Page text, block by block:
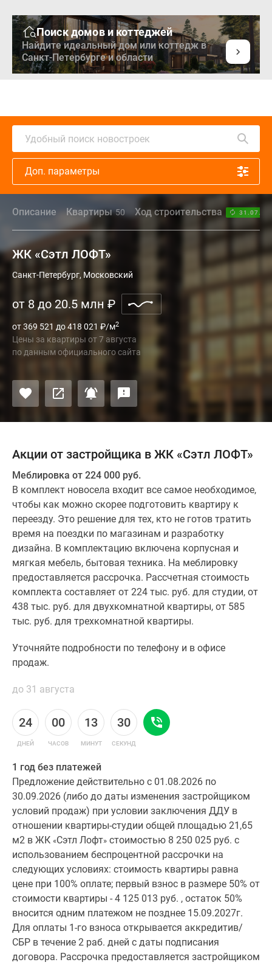
Поиск домов и коттеджей
Найдите идеальный дом или коттедж в
Санкт-Петербурге и области
Удобный поиск новостроек
Доп. параметры
Описание Квартиры 50 Ход строительства 31.07.26
ЖК «Сэтл ЛОФТ»
Санкт-Петербург, Московский
от 8 до 20.5 млн ₽
от 369 521 до 418 021 ₽/м2
Цены за квартиры от7 августа
по данным официального сайта
Акции от застройщика в ЖК «Сэтл ЛОФТ»
Меблировка от 224 000 руб.
В комплект новосела входит все самое необходимое,
чтобы как можно скорее подготовить квартиру к
переезду. Это решение для тех, кто не готов тратить
время на поездки по магазинам и разработку
дизайна. В комплектацию включена корпусная и
мягкая мебель, бытовая техника. На меблировку
предоставляется рассрочка. Рассчетная стоимость
комплекта составляет от 224 тыс. руб. для студии, от
438 тыс. руб. для двухкомнатной квартиры, от 585
тыс. руб. для трехкомнатной квартиры.
Уточняйте подробности по телефону и в офисе
продаж.
до 31 августа
24
ДНЕЙ
00
ЧАСОВ
13
МИНУТ
30
СЕКУНД
1 год без платежей
Предложение действительно с 01.08.2026 по
30.09.2026 (либо до даты изменения застройщиком
условий продаж) при условии заключения ДДУ в
отношении квартиры-студии общей площадью 21,65
м2 в ЖК «Сэтл Лофт» стоимостью 8 250 025 руб. с
использованием беспроцентной рассрочки на
следующих условиях: стоимость квартиры равна
цене при 100% оплате; первый взнос в размере 50% от
стоимости квартиры - 4 125 013 руб. , остаток 50%
вносится одним платежом не позднее 15.09.2027г.
Для оплаты 1-го взноса открывается аккредитив/
СБР в течение 2 раб. дней с даты подписания
договора. Рассрочка предоставляется застройщиком